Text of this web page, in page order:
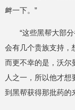
衅一下。”
“这些黑帮大部
会有几个贵族支持，
而更不幸的是，沃尔
人之一，所以他才
到黑帮获得那批药的